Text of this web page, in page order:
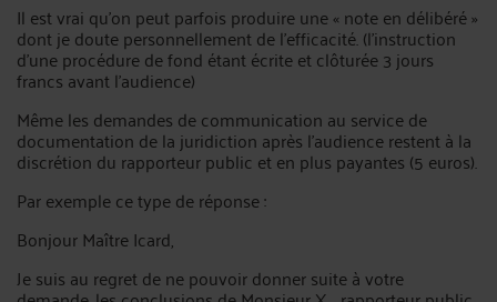
Il est vrai qu’on peut parfois produire une « note en délibéré »
dont je doute personnellement de l’efficacité. (l’instruction
d’une procédure de fond étant écrite et clôturée 3 jours
francs avant l’audience)
Même les demandes de communication au service de
documentation de la juridiction après l’audience restent à la
discrétion du rapporteur public et en plus payantes (5 euros).
Par exemple ce type de réponse :
Bonjour Maître Icard,
Je suis au regret de ne pouvoir donner suite à votre